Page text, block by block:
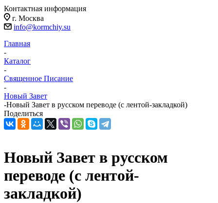
Контактная информация
г. Москва
info@kormchiy.su
Главная
-
Каталог
-
Священное Писание
-
Новый Завет
-Новый Завет в русском переводе (с лентой-закладкой)
Поделиться
Новый Завет в русском
переводе (с лентой-
закладкой)